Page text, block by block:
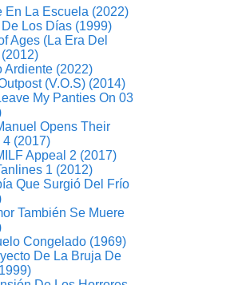
En La Escuela (2022)
Los Días (1999)
Ages (La Era Del
Ardiente (2022)
(V.O.S) (2014)
My Panties On 03
Opens Their
4 (2017)
Appeal 2 (2017)
1 (2012)
Que Surgió Del Frío
También Se Muere
Congelado (1969)
De La Bruja De